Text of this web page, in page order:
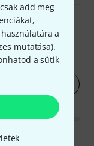
add meg
a
mutatása).
a sütik